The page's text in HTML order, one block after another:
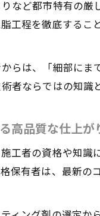
など都市特有の
工程を徹底する
らは、「細部にま
者ならではの知識
高品質な仕上が
工者の資格や知
保有者は、最新の